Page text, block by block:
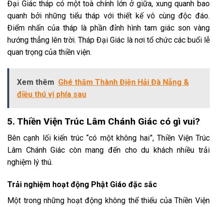
Đại Giác tháp có một toà chính lớn ở giữa, xung quanh bao
quanh bởi những tiểu tháp với thiết kế vô cùng độc đáo.
Điểm nhấn của tháp là phần đỉnh hình tam giác son vàng
hướng thẳng lên trời. Tháp Đại Giác là nơi tổ chức các buổi lễ
quan trọng của thiền viện.
Xem thêm Ghé thăm Thành Điện Hải Đà Nẵng &
điều thú vị phía sau
5. Thiền Viện Trúc Lâm Chánh Giác có gì vui?
Bên cạnh lối kiến trúc “có một không hai”, Thiền Viện Trúc
Lâm Chánh Giác còn mang đến cho du khách nhiều trải
nghiệm lý thú.
Trải nghiệm hoạt động Phật Giáo đặc sắc
Một trong những hoạt động không thể thiếu của Thiền Viện